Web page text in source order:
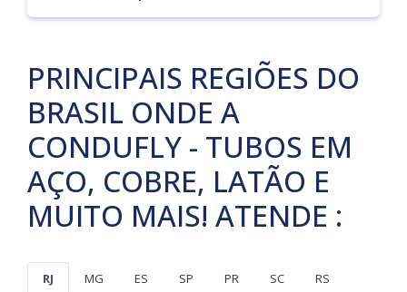
PRINCIPAIS REGIÕES DO
BRASIL ONDE A
CONDUFLY - TUBOS EM
AÇO, COBRE, LATÃO E
MUITO MAIS! ATENDE :
RJ MG ES SP PR SC
RS